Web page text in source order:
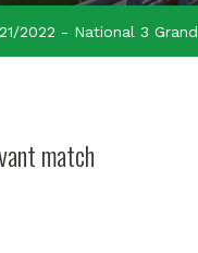
2022 - National 3
match